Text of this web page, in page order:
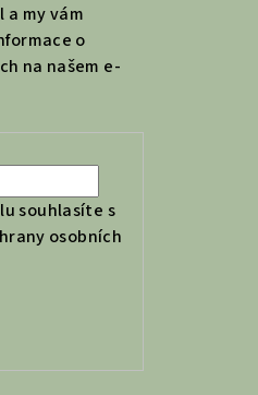
a my vám
o
na našem e-
souhlasíte s
osobních